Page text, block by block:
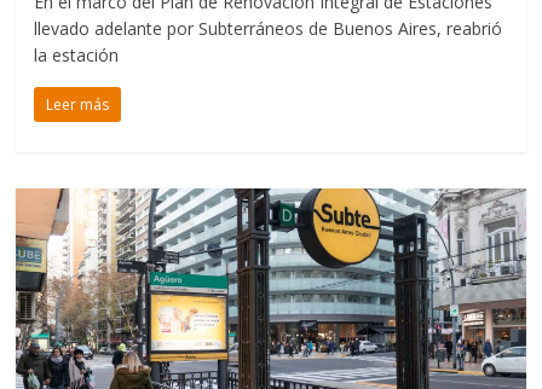
llevado adelante por Subterráneos de Buenos Aires, reabrió
la estación
Leer más